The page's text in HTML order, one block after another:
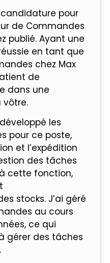
pour
de Commandes
publié. Ayant une
en tant que
chez Max
de
dans une
vôtre.
les
pour ce poste,
et l’expédition
des tâches
cette fonction,
stocks. J’ai géré
au cours
ce qui
gérer des tâches